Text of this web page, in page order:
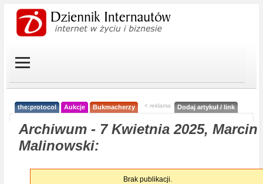
the:protocol Aukcje Bukmacherzy < reklama Dodaj artykuł / link
Archiwum - 7 Kwietnia 2025, Marcin
Malinowski:
Brak publikacji.